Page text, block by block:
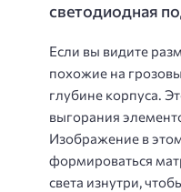
светодиодная
Если вы видите
похожие на
глубине корпуса.
выгорания
Изображение в
формироваться
света изнутри,